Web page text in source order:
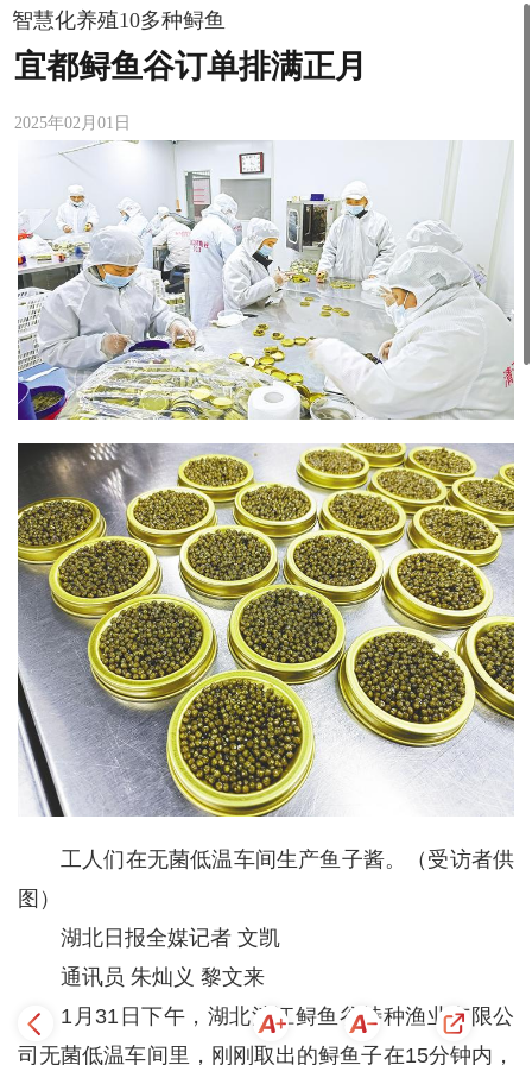
智慧化养殖10多种鲟鱼
宜都鲟鱼谷订单排满正月
2025年02月01日
工人们在无菌低温车间生产鱼子酱。（受访者供
图）
湖北日报全媒记者 文凯
通讯员 朱灿义 黎文来
1月31日下午，湖北清江鲟鱼谷特种渔业有限公
司无菌低温车间里，刚刚取出的鲟鱼子在15分钟内，